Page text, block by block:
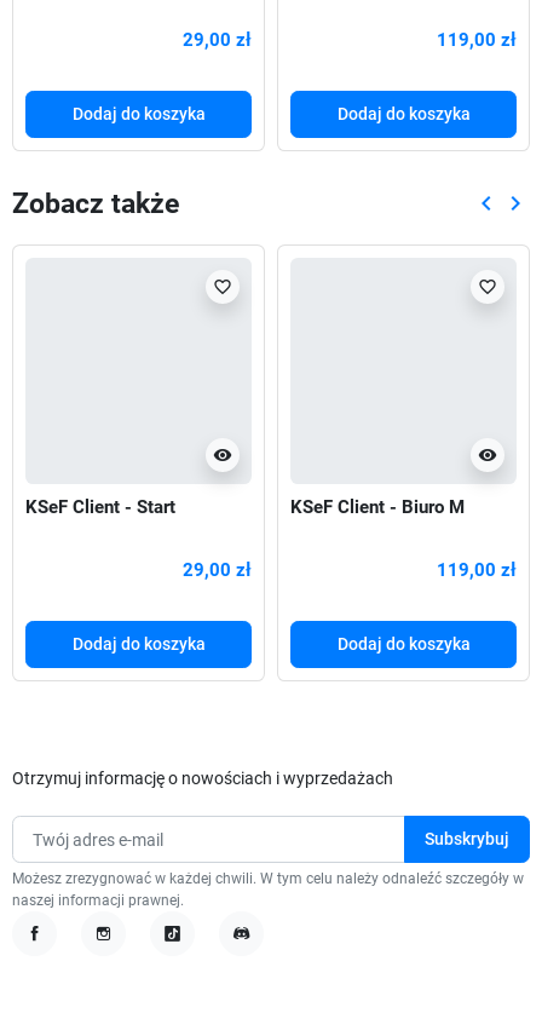
29,00 zł
Dodaj do koszyka
119,00 zł
Dodaj do koszyka
Zobacz także keyboard_arrow_left keyboard_arrow_right
visibility
favorite_border
KSeF Client - Start
29,00 zł
Dodaj do koszyka
visibility
favorite_border
KSeF Client - Biuro M
119,00 zł
Dodaj do koszyka
Otrzymuj informację o nowościach i wyprzedażach
Możesz zrezygnować w każdej chwili. W tym celu należy odnaleźć szczegóły w
naszej informacji prawnej.